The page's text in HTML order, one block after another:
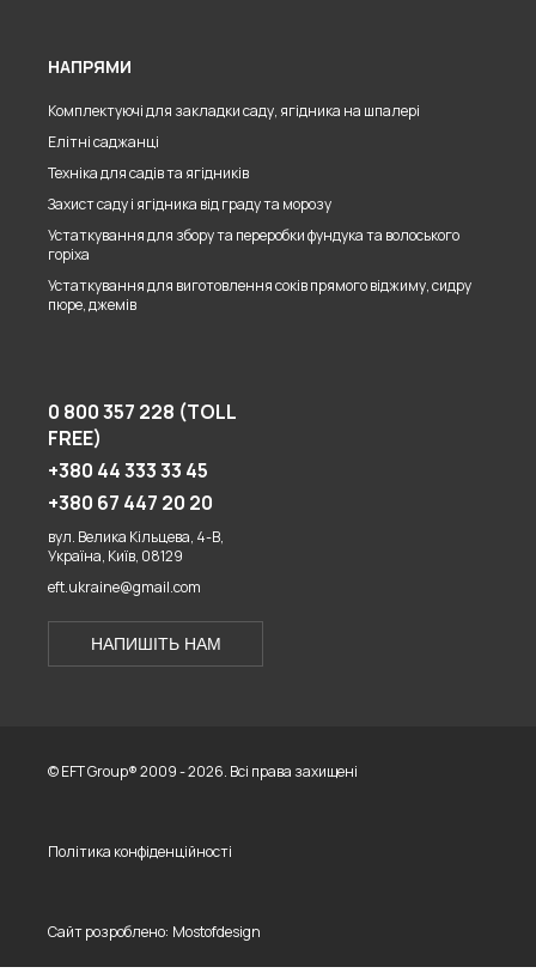
НАПРЯМИ
Комплектуючі для закладки саду, ягідника на шпалері
Елітні саджанці
Техніка для садів та ягідників
Захист саду і ягідника від граду та морозу
Устаткування для збору та переробки фундука та волоського
горіха
Устаткування для виготовлення соків прямого віджиму, сидру
пюре, джемів
0 800 357 228 (TOLL
FREE)
+380 44 333 33 45
+380 67 447 20 20
вул. Велика Кільцева, 4-В,
Україна, Київ, 08129
eft.ukraine@gmail.com
НАПИШІТЬ НАМ
© EFT Group® 2009 - 2026. Всі права захищені
Політика конфіденційності
Сайт розроблено: Mostofdesign